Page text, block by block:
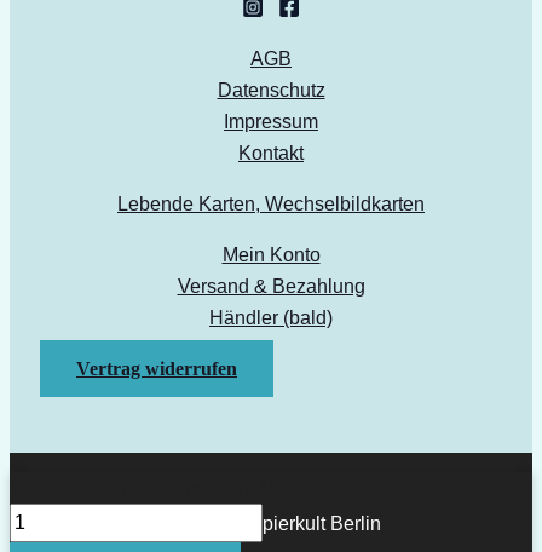
AGB
Datenschutz
Impressum
Kontakt
Lebende Karten, Wechselbildkarten
Mein Konto
Versand & Bezahlung
Händler (bald)
Vertrag widerrufen
Copyright © 2026 Papierkult Berlin